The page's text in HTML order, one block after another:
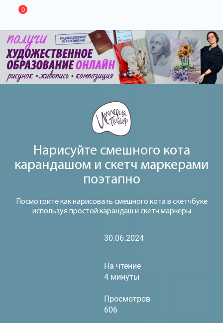
0
Нарисуйте смешного кота
карандашом и скетч маркерами
поэтапно
Посмотрите как нарисовать смешного кота в скетчбуке
используя простой карандаш и скетч маркеры
30.06.2024
На чтение
4 минуты
Просмотров
606